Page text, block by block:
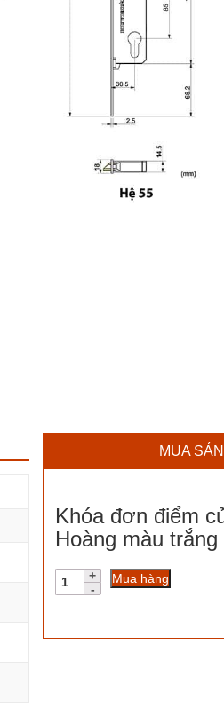
MUA
Khóa đơn điểm
Hoàng màu trắng
Khóa
đơn
nhôm
Mua hàng